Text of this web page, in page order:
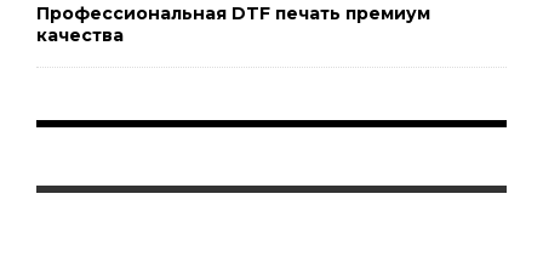
Профессиональная DTF печать премиум
качества